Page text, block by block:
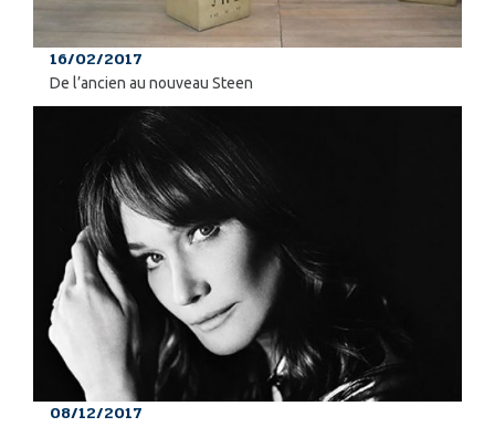
16/02/2017
De l’ancien au nouveau Steen
08/12/2017